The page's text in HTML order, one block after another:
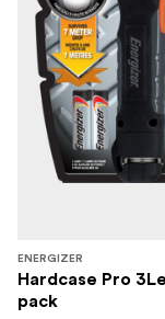
ENERGIZER
Hardcase Pro
pack